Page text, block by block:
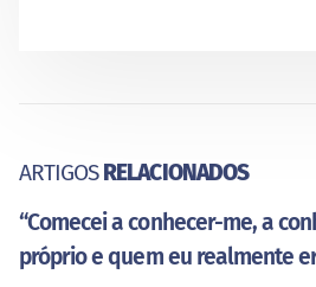
ARTIGOSRELACIONADOS
“Comecei a conhecer-me, a
próprio e quem eu realmente